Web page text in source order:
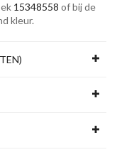
15348558 of bij de
kleur.